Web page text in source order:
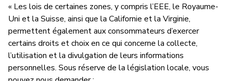
« Les lois de certaines zones, y compris l’EEE, le Royaume-
Uni et la Suisse, ainsi que la Californie et la Virginie,
permettent également aux consommateurs d’exercer
certains droits et choix en ce qui concerne la collecte,
l’utilisation et la divulgation de leurs informations
personnelles. Sous réserve de la législation locale, vous